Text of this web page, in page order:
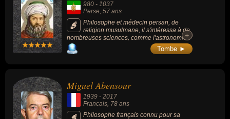
980 - 1037
Perse, 57 ans
Philosophe et médecin persan, de
religion musulmane, il s'intéressa à de
nombreuses sciences, comme l'astronomie,
l'alchimie, et la psychologie. Ses oeuvres
principales sont l'encyclopédie médicale
Nâma (« Livre de science »). Dans son
Qanûn, il opère une vaste synthèse médico-
philosophique avec la logique d'Aristote,
combinée avec le néo-platonisme, élevant la
dignité de la médecine comme discipline
+
+
Tombe ►
Miguel Abensour
1939 - 2017
Francais, 78 ans
Philosophe français connu pour sa